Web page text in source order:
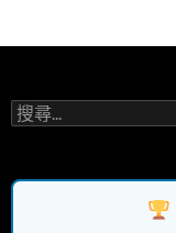
k
搜
尋
字: